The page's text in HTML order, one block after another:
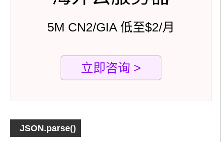
5M CN2/GIA 低至$2/月
立即咨询 >
JSON.parse()